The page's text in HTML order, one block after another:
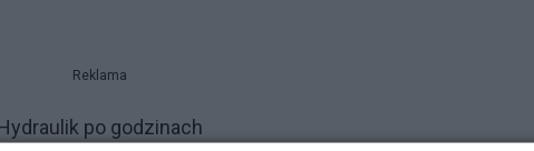
Reklama
po godzinach